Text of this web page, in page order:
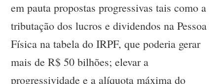
em pauta propostas progressivas tais como a
tributação dos lucros e dividendos na Pessoa
Física na tabela do IRPF, que poderia gerar
mais de R$ 50 bilhões; elevar a
progressividade e a alíquota máxima do